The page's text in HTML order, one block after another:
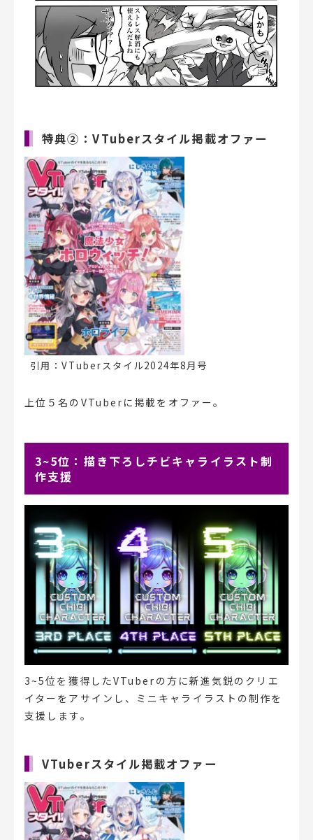
特典②：VTuberスタイル掲載オファー
引用：VTuberスタイル2024年8月号
上位５名のVTuberに掲載をオファー。
3~5位：描き下ろしチビキャライラスト制
作支援
3~5位を獲得したVTuberの方に新進気鋭のクリエ
イターをアサインし、ミニキャライラストの制作を
支援します。
VTuberスタイル掲載オファー